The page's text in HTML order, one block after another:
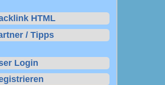
HTML
/ Tipps
Login